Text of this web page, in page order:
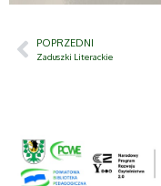
POPRZEDNI
Zaduszki Literackie